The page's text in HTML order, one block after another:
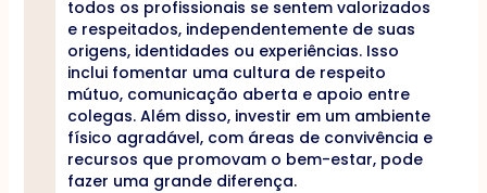
todos os profissionais se sentem valorizados
e respeitados, independentemente de suas
origens, identidades ou experiências. Isso
inclui fomentar uma cultura de respeito
mútuo, comunicação aberta e apoio entre
colegas. Além disso, investir em um ambiente
físico agradável, com áreas de convivência e
recursos que promovam o bem-estar, pode
fazer uma grande diferença.